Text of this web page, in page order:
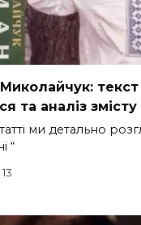
текст
та аналіз змісту
ми детально
“
13